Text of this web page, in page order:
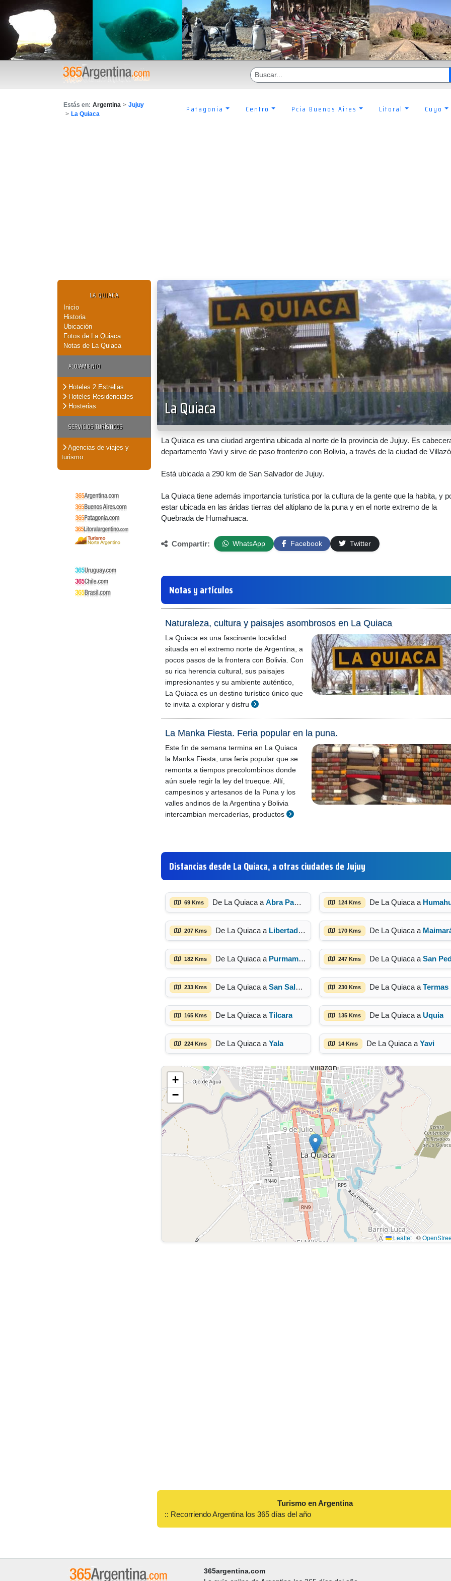
Estás en: Argentina > Jujuy
> La Quiaca Patagonia Centro Pcia Buenos Aires Litoral Cuyo
LA QUIACA
Inicio
Historia
Ubicación
Fotos de La Quiaca
Notas de La Quiaca
ALOJAMIENTO
Hoteles 2 Estrellas
Hoteles Residenciales
Hosterias
SERVICIOS TURÍSTICOS
Agencias de viajes y
turismo
La Quiaca
La Quiaca es una ciudad argentina ubicada al norte de la provincia de Jujuy. Es
departamento Yavi y sirve de paso fronterizo con Bolivia, a través de la ciudad de
Está ubicada a 290 km de San Salvador de Jujuy.
La Quiaca tiene además importancia turística por la cultura de la gente que la habita, y
estar ubicada en las áridas tierras del altiplano de la puna y en el norte extremo de la
Quebrada de Humahuaca.
Compartir: WhatsApp Facebook Twitter
Notas y artículos
Naturaleza, cultura y paisajes asombrosos en La Quiaca
La Quiaca es una fascinante localidad
situada en el extremo norte de Argentina, a
pocos pasos de la frontera con Bolivia. Con
su rica herencia cultural, sus paisajes
impresionantes y su ambiente auténtico,
La Quiaca es un destino turístico único que
te invita a explorar y disfru
La Manka Fiesta. Feria popular en la puna.
Este fin de semana termina en La Quiaca
la Manka Fiesta, una feria popular que se
remonta a tiempos precolombinos donde
aún suele regir la ley del trueque. Allí,
campesinos y artesanos de la Puna y los
valles andinos de la Argentina y Bolivia
intercambian mercaderías, productos
Distancias desde La Quiaca, a otras ciudades de Jujuy
69 Kms De La Quiaca a Abra Pampa 124 Kms De La Quiaca a
207 Kms De La Quiaca a Libertador Gral. San Martín 170 Kms De La Quiaca a
182 Kms De La Quiaca a Purmamarca 247 Kms De La Quiaca a San Pedro de
233 Kms De La Quiaca a San Salvador de Jujuy 230 Kms De La Quiaca a Termas de Reyes
165 Kms De La Quiaca a Tilcara 135 Kms De La Quiaca a Uquia
224 Kms De La Quiaca a Yala 14 Kms De La Quiaca a Yavi
+
−
Leaflet | ©
Turismo en Argentina
:: Recorriendo Argentina los 365 días del año
365argentina.com